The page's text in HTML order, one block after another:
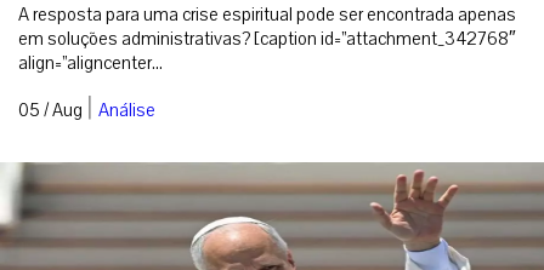
A resposta para uma crise espiritual pode ser encontrada apenas
em soluções administrativas? [caption id=”attachment_342768″
align=”aligncenter...
05 / Aug | Análise